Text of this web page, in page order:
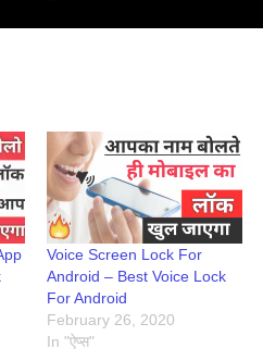
Voice Screen Lock For
Android – Best Voice Lock
For Android
February 26, 2020
In "ऐप्स"